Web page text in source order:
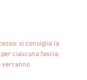
si consiglia la
ciascuna fascia;
verranno